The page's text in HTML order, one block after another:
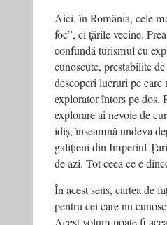
Aici, în România, cele
foc”, ci ţările vecine.
confundă turismul cu
cunoscute, prestabilite
descoperi lucruri pe
explorator întors pe dos.
explorare ai nevoie de
idiș, înseamnă undeva
galiţieni din Imperiul
de azi. Tot ceea ce e
În acest sens, cartea de
pentru cei care nu